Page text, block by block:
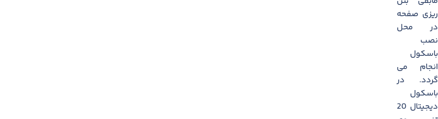
ریزی صفحه
در محل
نصب
باسكول
انجام می
گردد. در
باسکول
دیجیتال 20